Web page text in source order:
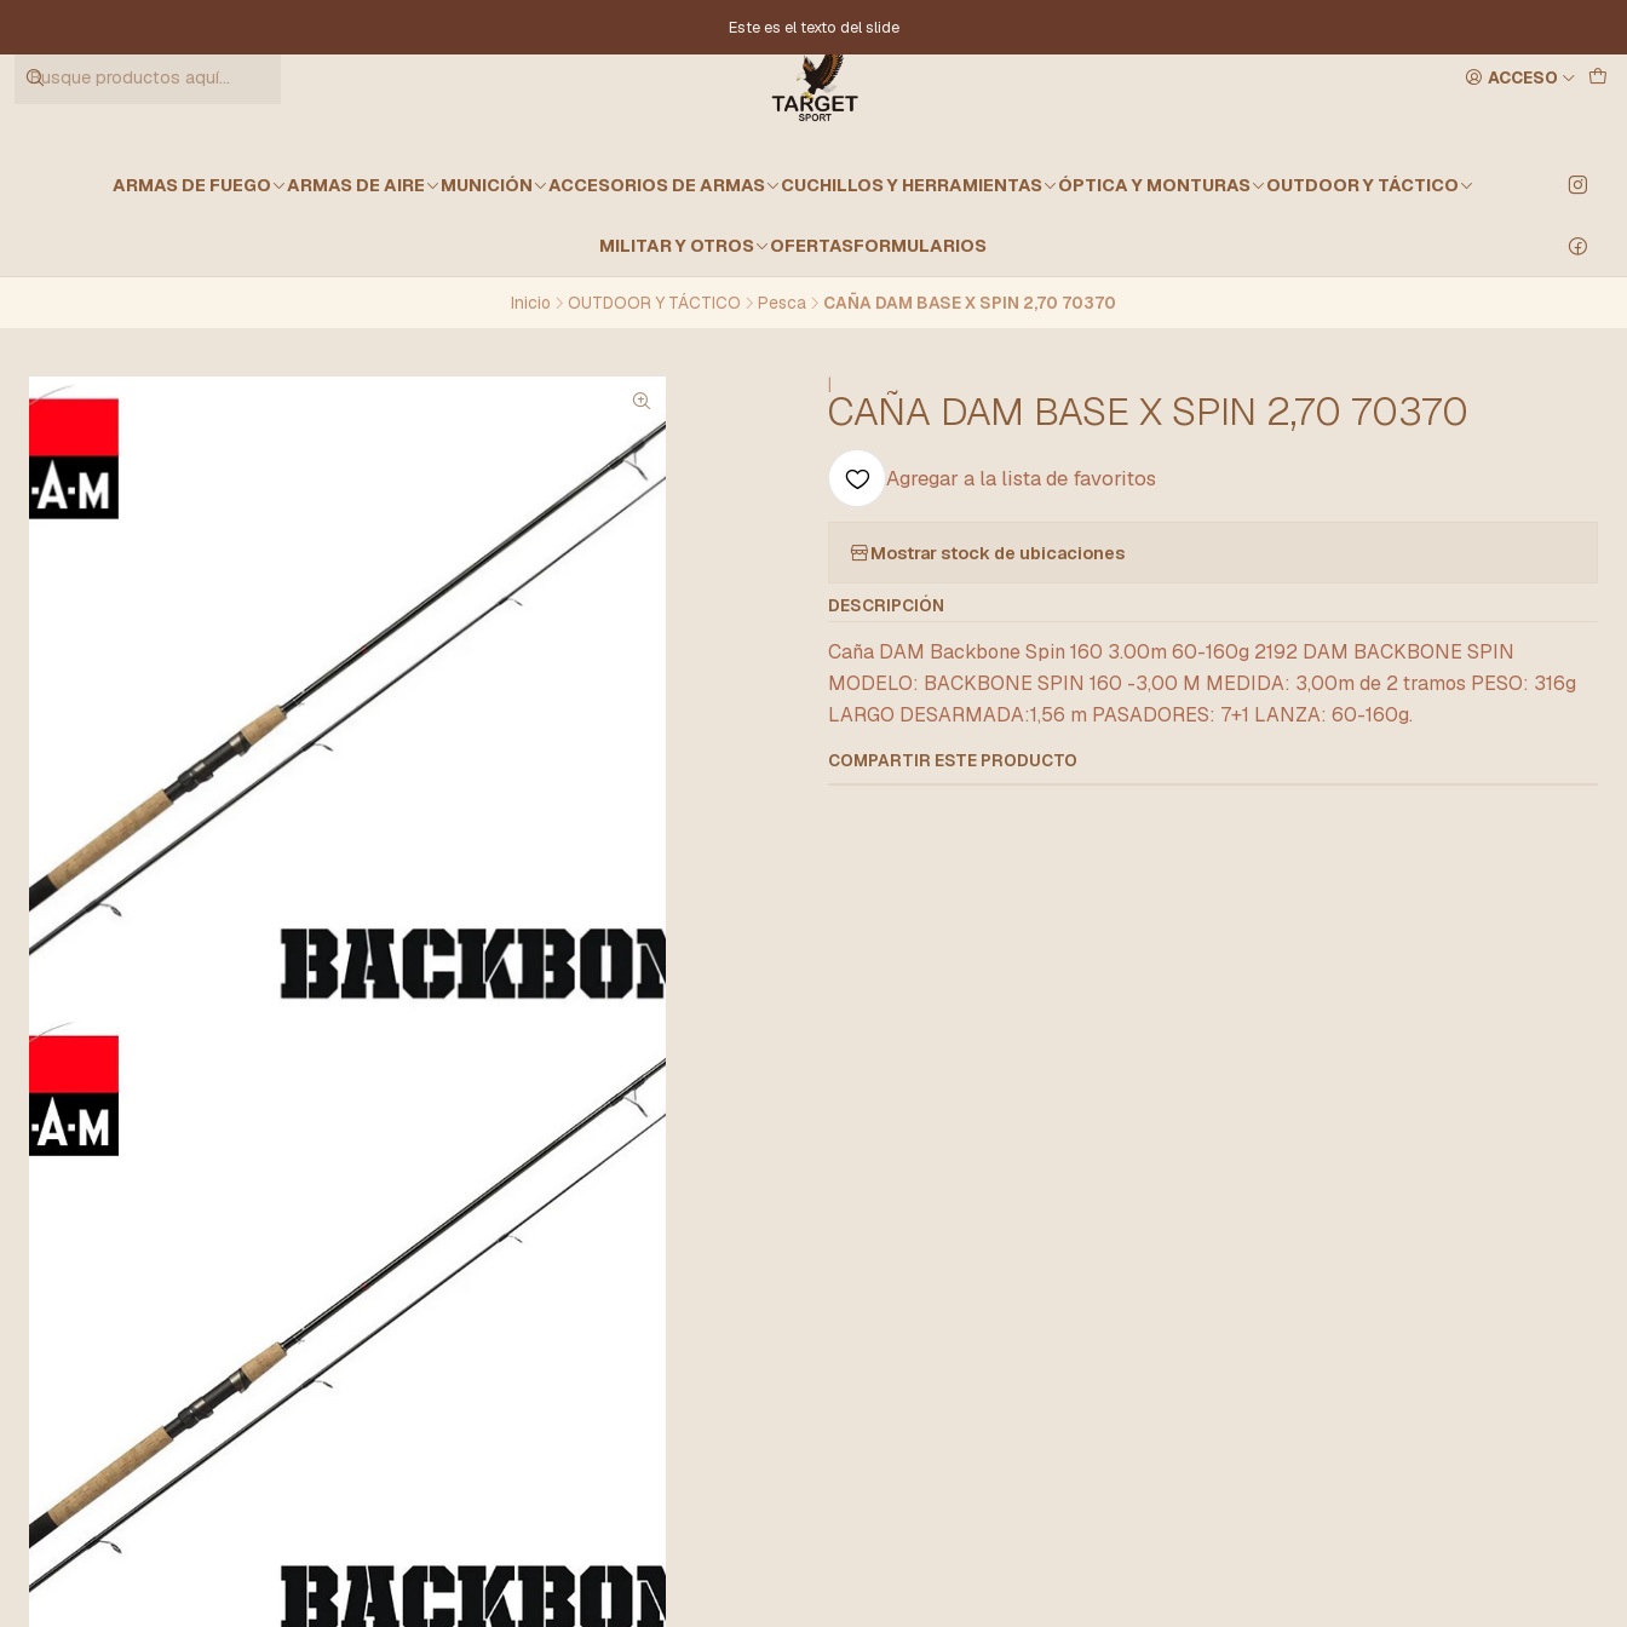
ACCESO
ARMAS DE FUEGO ARMAS DE AIRE MUNICIÓN ACCESORIOS DE ARMAS CUCHILLOS Y HERRAMIENTAS ÓPTICA Y MONTURAS OUTDOOR Y TÁCTICO
MILITAR Y OTROS OFERTASFORMULARIOS
Este es el texto del slide
Inicio OUTDOOR Y TÁCTICO Pesca CAÑA DAM BASE X SPIN 2,70 70370
|
CAÑA DAM BASE X SPIN 2,70 70370
Agregar a la lista de favoritos
Mostrar stock de ubicaciones
DESCRIPCIÓN
Caña DAM Backbone Spin 160 3.00m 60-160g 2192 DAM BACKBONE SPIN
MODELO: BACKBONE SPIN 160 -3,00 M MEDIDA: 3,00m de 2 tramos PESO: 316g
LARGO DESARMADA:1,56 m PASADORES: 7+1 LANZA: 60-160g.
COMPARTIR ESTE PRODUCTO